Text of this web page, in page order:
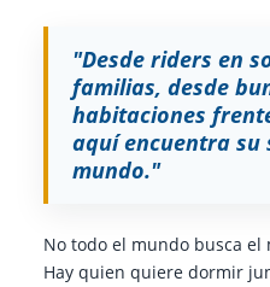
"Desde riders en
familias, desde
habitaciones
aquí encuentra su
mundo."
No todo el mundo busca
Hay quien quiere dormir